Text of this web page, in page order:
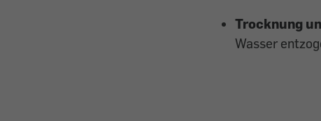
Trocknung
Wasser